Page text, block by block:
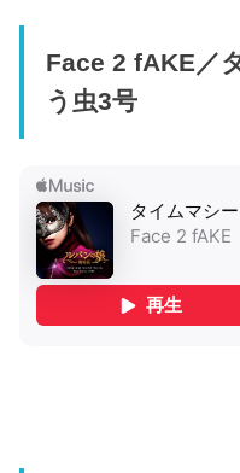
Face 2 fAKE／
う虫3号